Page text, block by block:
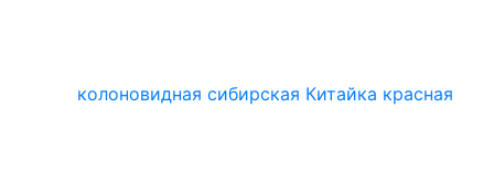
колоновидная сибирская Китайка красная